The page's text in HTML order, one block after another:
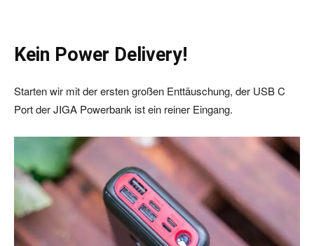
Kein Power Delivery!
Starten wir mit der ersten großen Enttäuschung, der USB C
Port der JIGA Powerbank ist ein reiner Eingang.